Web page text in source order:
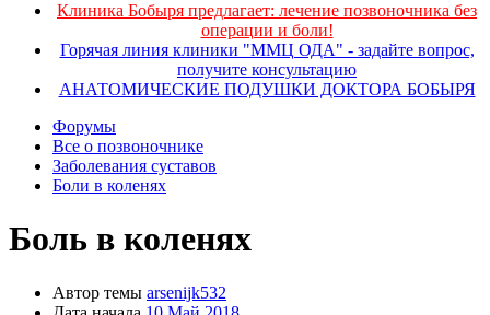
Клиника Бобыря предлагает: лечение позвоночника без
операции и боли!
Горячая линия клиники "ММЦ ОДА" - задайте вопрос,
получите консультацию
АНАТОМИЧЕСКИЕ ПОДУШКИ ДОКТОРА БОБЫРЯ
Форумы
Все о позвоночнике
Заболевания суставов
Боли в коленях
Боль в коленях
Автор темы arsenijk532